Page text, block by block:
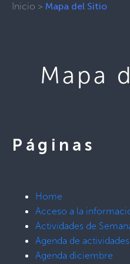
Inicio > Mapa del Sitio
Mapa
Páginas
Home
Acceso a la
Actividades de
Agenda de actividades
Agenda diciembre